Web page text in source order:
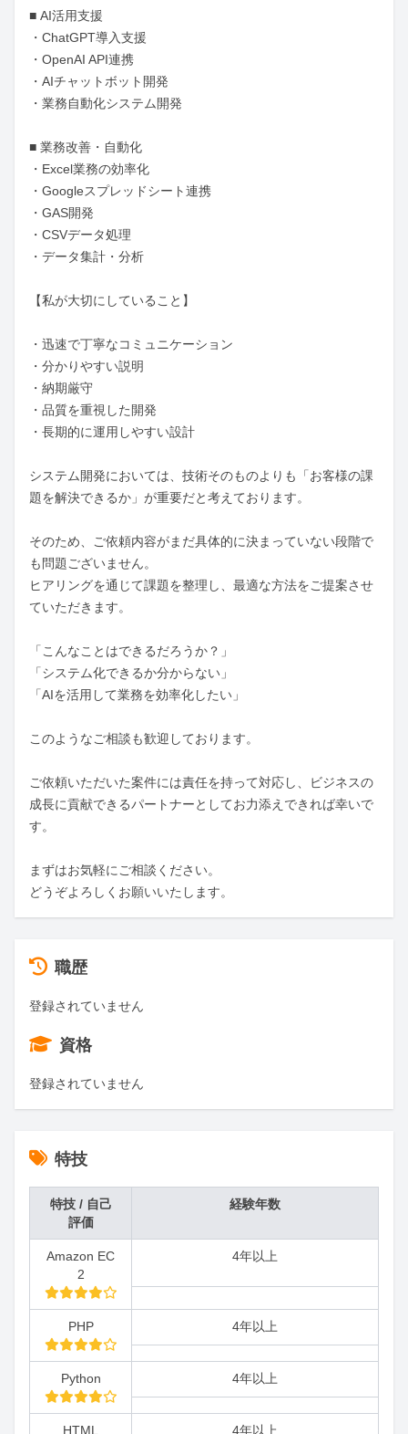
■ AI活用支援
・ChatGPT導入支援
・OpenAI API連携
・AIチャットボット開発
・業務自動化システム開発
■ 業務改善・自動化
・Excel業務の効率化
・Googleスプレッドシート連携
・GAS開発
・CSVデータ処理
・データ集計・分析
【私が大切にしていること】
・迅速で丁寧なコミュニケーション
・分かりやすい説明
・納期厳守
・品質を重視した開発
・長期的に運用しやすい設計
システム開発においては、技術そのものよりも「お客様の課
題を解決できるか」が重要だと考えております。
そのため、ご依頼内容がまだ具体的に決まっていない段階で
も問題ございません。
ヒアリングを通じて課題を整理し、最適な方法をご提案させ
ていただきます。
「こんなことはできるだろうか？」
「システム化できるか分からない」
「AIを活用して業務を効率化したい」
このようなご相談も歓迎しております。
ご依頼いただいた案件には責任を持って対応し、ビジネスの
成長に貢献できるパートナーとしてお力添えできれば幸いで
す。
まずはお気軽にご相談ください。
どうぞよろしくお願いいたします。
職歴
登録されていません
資格
登録されていません
特技
特技 / 自己
評価
経験年数
Amazon EC
2
4年以上
PHP 4年以上
Python 4年以上
HTML 4年以上